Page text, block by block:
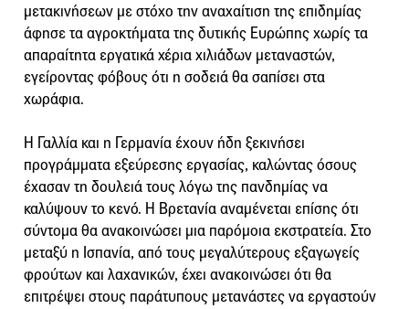
μετακινήσεων με στόχο την αναχαίτιση της επιδημίας
άφησε τα αγροκτήματα της δυτικής Ευρώπης χωρίς τα
απαραίτητα εργατικά χέρια χιλιάδων μεταναστών,
εγείροντας φόβους ότι η σοδειά θα σαπίσει στα
χωράφια.
Η Γαλλία και η Γερμανία έχουν ήδη ξεκινήσει
προγράμματα εξεύρεσης εργασίας, καλώντας όσους
έχασαν τη δουλειά τους λόγω της πανδημίας να
καλύψουν το κενό. Η Βρετανία αναμένεται επίσης ότι
σύντομα θα ανακοινώσει μια παρόμοια εκστρατεία. Στο
μεταξύ η Ισπανία, από τους μεγαλύτερους εξαγωγείς
φρούτων και λαχανικών, έχει ανακοινώσει ότι θα
επιτρέψει στους παράτυπους μετανάστες να εργαστούν